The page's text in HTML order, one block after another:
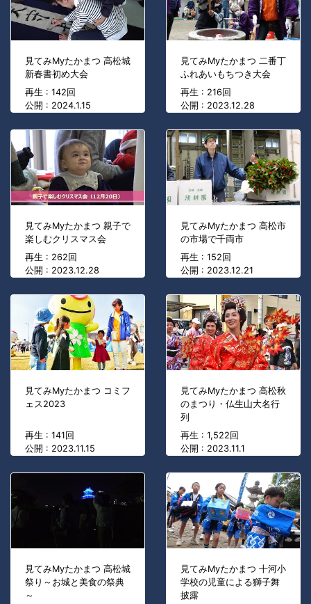
見てみMyたかまつ 高松城
新春書初め大会
再生 : 142回
公開 : 2024.1.15
見てみMyたかまつ 二番丁
ふれあいもちつき大会
再生 : 216回
公開 : 2023.12.28
見てみMyたかまつ 親子で
楽しむクリスマス会
再生 : 262回
公開 : 2023.12.28
見てみMyたかまつ 高松市
の市場で千両市
再生 : 152回
公開 : 2023.12.21
見てみMyたかまつ コミフ
ェス2023
再生 : 141回
公開 : 2023.11.15
見てみMyたかまつ 高松秋
のまつり・仏生山大名行
列
再生 : 1,522回
公開 : 2023.11.1
見てみMyたかまつ 高松城
祭り～お城と美食の祭典
～
見てみMyたかまつ 十河小
学校の児童による獅子舞
披露